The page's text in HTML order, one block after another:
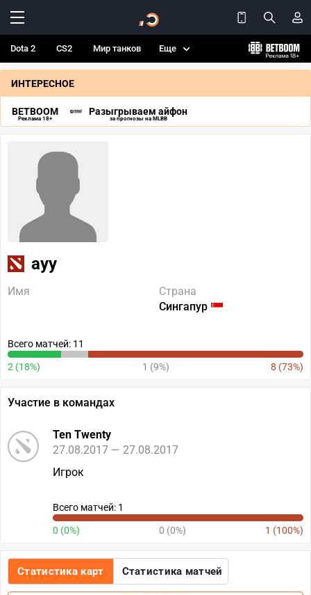
Dota 2 CS2 Мир танков Еще
ИНТЕРЕСНОЕ
BETBOOM
Реклама 18+
Разыгрываем айфон
за прогнозы на MLBB
ayy
Имя
Страна
Сингапур
Всего матчей: 11
2 (18%) 1 (9%) 8 (73%)
Участие в командах
Ten Twenty
27.08.2017 — 27.08.2017
Игрок
Всего матчей: 1
0 (0%) 0 (0%) 1 (100%)
Статистика карт Статистика матчей